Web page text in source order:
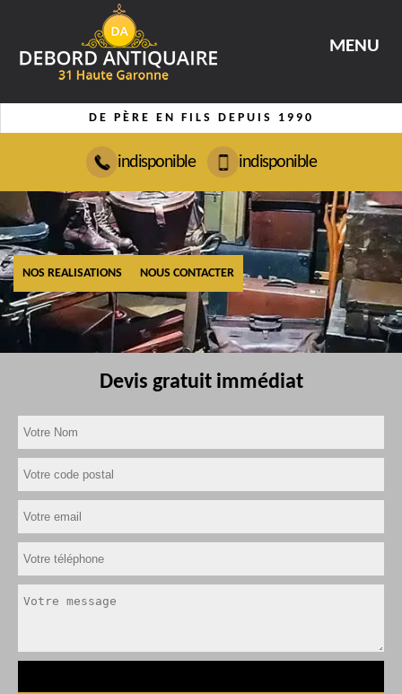
MENU
DE PÈRE EN FILS DEPUIS 1990
indisponible indisponible
NOS REALISATIONS NOUS CONTACTER
Devis gratuit immédiat